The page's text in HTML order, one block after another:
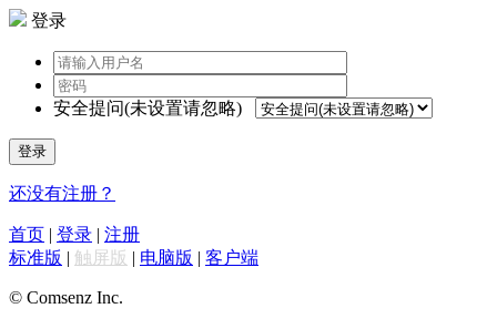
登录
安全提问(未设置请忽略)
登录
还没有注册？
首页 | 登录 | 注册
标准版 | 触屏版 | 电脑版 | 客户端
© Comsenz Inc.